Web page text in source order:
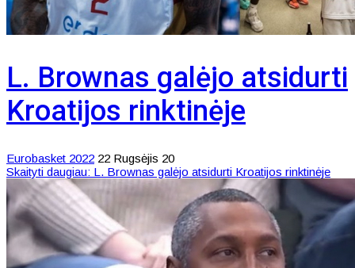
L. Brownas galėjo atsidurti
Kroatijos rinktinėje
Eurobasket 2022 22 Rugsėjis 20
Skaityti daugiau: L. Brownas galėjo atsidurti Kroatijos rinktinėje